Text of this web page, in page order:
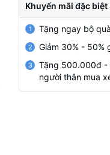
Khuyến mãi đặc biệt
1 Tặng ngay bộ
2 Giảm 30% - 50%
3
Tặng 500.000đ -
người thân mua